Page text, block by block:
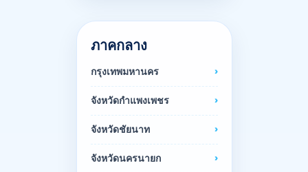
ภาคกลาง
กรุงเทพมหานคร
จังหวัดกำแพงเพชร
จังหวัดชัยนาท
จังหวัดนครนายก